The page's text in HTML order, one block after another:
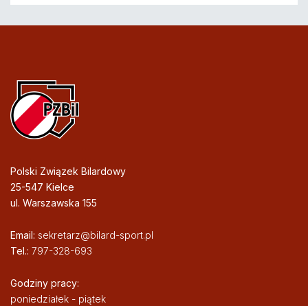
Polski Związek Bilardowy
25-547 Kielce
ul. Warszawska 155
Email: sekretarz@bilard-sport.pl
Tel.: 797-328-693
Godziny pracy:
poniedziałek - piątek